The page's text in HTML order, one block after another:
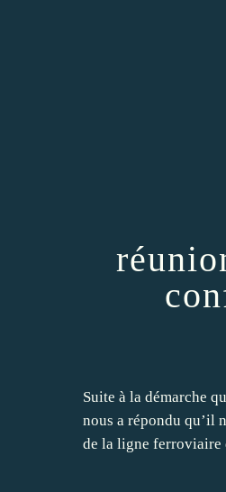
Suite à la démarche
nous a répondu qu’il
de la ligne ferroviaire